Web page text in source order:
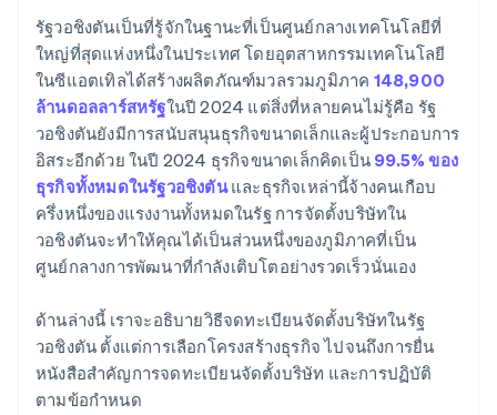
ลงทะเบียนภาษีและใบอนุญาตในรัฐวอชิงตัน
รักษาการปฏิบัติตามข้อกำหนดขององค์กรและยื่น
รายงานประจำปีของคุณ
การซื้อหุ้นของผู้ก่อตั้งแบบไร้เงินสด
การยื่นเอกสารการเลือกสถานะภาษี 83(b) อัตโนมัติ
เอกสารทางกฎหมายของบริษัทระดับโลก
Stripe Payments ฟรีหนึ่งปี พร้อมเครดิตและส่วนลด
สำหรับพาร์ทเนอร์มูลค่า 50,000 ดอลลาร์สหรัฐ
รัฐวอชิงตันเป็นที่รู้จักในฐานะที่เป็นศูนย์กลางเทคโนโลยีที่
ใหญ่ที่สุดแห่งหนึ่งในประเทศ โดยอุตสาหกรรมเทคโนโลยี
ในซีแอตเทิลได้สร้างผลิตภัณฑ์มวลรวมภูมิภาค 148,900
ล้านดอลลาร์สหรัฐในปี 2024 แต่สิ่งที่หลายคนไม่รู้คือ รัฐ
วอชิงตันยังมีการสนับสนุนธุรกิจขนาดเล็กและผู้ประกอบการ
อิสระอีกด้วย ในปี 2024 ธุรกิจขนาดเล็กคิดเป็น 99.5% ของ
ธุรกิจทั้งหมดในรัฐวอชิงตันและธุรกิจเหล่านี้จ้างคนเกือบ
ครึ่งหนึ่งของแรงงานทั้งหมดในรัฐ การจัดตั้งบริษัทใน
วอชิงตันจะทำให้คุณได้เป็นส่วนหนึ่งของภูมิภาคที่เป็น
ศูนย์กลางการพัฒนาที่กำลังเติบโตอย่างรวดเร็วนั่นเอง
ด้านล่างนี้ เราจะอธิบายวิธีจดทะเบียนจัดตั้งบริษัทในรัฐ
วอชิงตัน ตั้งแต่การเลือกโครงสร้างธุรกิจ ไปจนถึงการยื่น
หนังสือสำคัญการจดทะเบียนจัดตั้งบริษัท และการปฏิบัติ
ตามข้อกำหนด